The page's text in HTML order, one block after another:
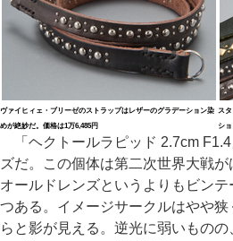
ヴァイヒィェ・ブリーゼのストラップはレザーのグラデーション染
めが絶妙だ。価格は1万6,485円
ス
シ
「ヘクトールラピッド 2.7cm
ズだ。この個体は第二次世界大戦が
オールドレンズというよりもビン
つある。イメージサークルはやや
らと影が見える。逆光に弱いもの